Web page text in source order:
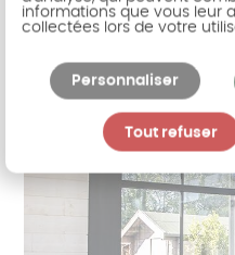
La véranda
d'excellence
informations que vous leur
collectées lors de votre
Tout refuser
Personnaliser